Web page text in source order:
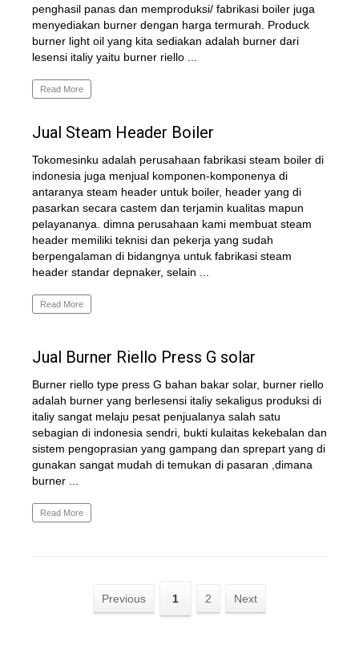
penghasil panas dan memproduksi/ fabrikasi boiler juga
menyediakan burner dengan harga termurah. Produck
burner light oil yang kita sediakan adalah burner dari
lesensi italiy yaitu burner riello ...
Read More
Jual Steam Header Boiler
Tokomesinku adalah perusahaan fabrikasi steam boiler di
indonesia juga menjual komponen-komponenya di
antaranya steam header untuk boiler, header yang di
pasarkan secara castem dan terjamin kualitas mapun
pelayananya. dimna perusahaan kami membuat steam
header memiliki teknisi dan pekerja yang sudah
berpengalaman di bidangnya untuk fabrikasi steam
header standar depnaker, selain ...
Read More
Jual Burner Riello Press G solar
Burner riello type press G bahan bakar solar, burner riello
adalah burner yang berlesensi italiy sekaligus produksi di
italiy sangat melaju pesat penjualanya salah satu
sebagian di indonesia sendri, bukti kulaitas kekebalan dan
sistem pengoprasian yang gampang dan sprepart yang di
gunakan sangat mudah di temukan di pasaran ,dimana
burner ...
Read More
Previous 1 2 Next